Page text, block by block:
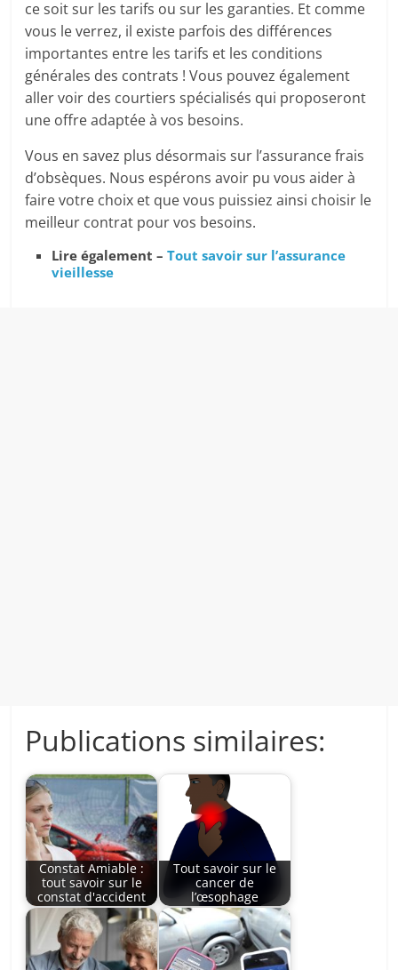
ce soit sur les tarifs ou sur les garanties. Et comme
vous le verrez, il existe parfois des différences
importantes entre les tarifs et les conditions
générales des contrats ! Vous pouvez également
aller voir des courtiers spécialisés qui proposeront
une offre adaptée à vos besoins.
Vous en savez plus désormais sur l’assurance frais
d’obsèques. Nous espérons avoir pu vous aider à
faire votre choix et que vous puissiez ainsi choisir le
meilleur contrat pour vos besoins.
Lire également –Tout savoir sur l’assurance
vieillesse
Publications similaires:
Constat Amiable :
tout savoir sur le
constat d'accident
Tout savoir sur le
cancer de
l’œsophage